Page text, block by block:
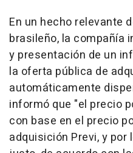
En un hecho relevante
brasileño, la compañía
y presentación de un
la oferta pública de
automáticamente
informó que "el precio
con base en el precio
adquisición Previ, y